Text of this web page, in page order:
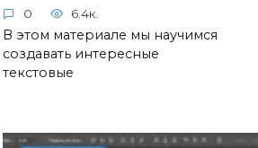
0 6.4к.
В этом материале мы научимся
создавать интересные
текстовые